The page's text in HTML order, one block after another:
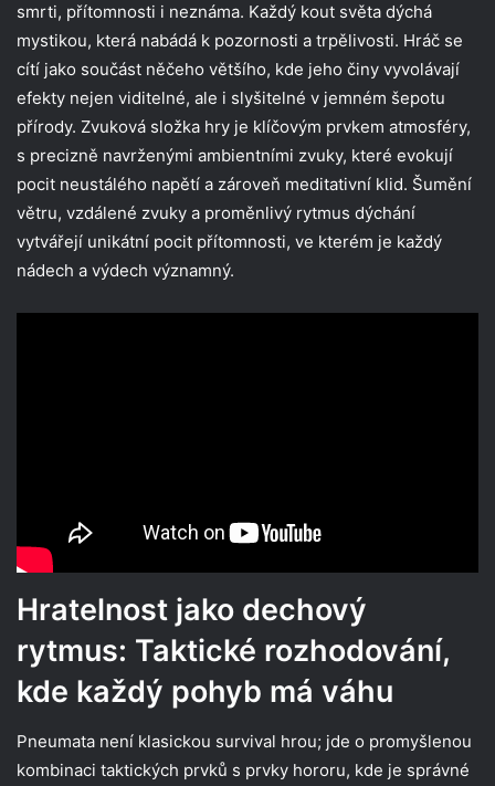
smrti, přítomnosti i neznáma. Každý kout světa dýchá
mystikou, která nabádá k pozornosti a trpělivosti. Hráč se
cítí jako součást něčeho většího, kde jeho činy vyvolávají
efekty nejen viditelné, ale i slyšitelné v jemném šepotu
přírody. Zvuková složka hry je klíčovým prvkem atmosféry,
s precizně navrženými ambientními zvuky, které evokují
pocit neustálého napětí a zároveň meditativní klid. Šumění
větru, vzdálené zvuky a proměnlivý rytmus dýchání
vytvářejí unikátní pocit přítomnosti, ve kterém je každý
nádech a výdech významný.
Hratelnost jako dechový
rytmus: Taktické rozhodování,
kde každý pohyb má váhu
Pneumata není klasickou survival hrou; jde o promyšlenou
kombinaci taktických prvků s prvky hororu, kde je správné